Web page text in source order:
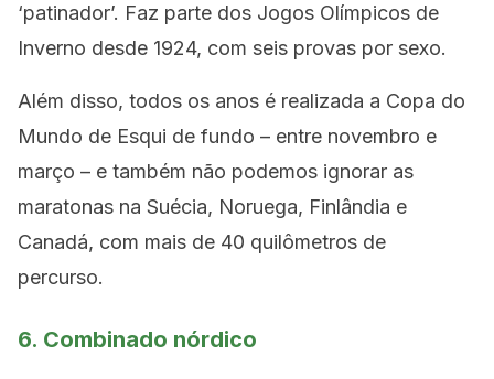
‘patinador’. Faz parte dos Jogos Olímpicos de
Inverno desde 1924, com seis provas por sexo.
Além disso, todos os anos é realizada a Copa do
Mundo de Esqui de fundo – entre novembro e
março – e também não podemos ignorar as
maratonas na Suécia, Noruega, Finlândia e
Canadá, com mais de 40 quilômetros de
percurso.
6. Combinado nórdico